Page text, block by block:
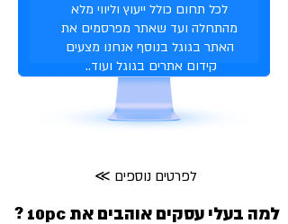
לכל תחום כולל ייעוץ וליווי מלא
מהתחלה ועד שאתר מפרסמים את
האתר בגוגל בנוסף אנחנו מצעים
קידום אתרים בגוגל ועוד..
≪ לפרטים נוספים
למה בעלי עסקים אוהבים את 10pc ?